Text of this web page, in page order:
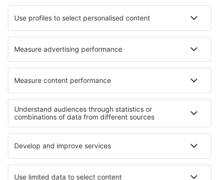
Hotely in Byron Hotely in Granges-Narboz
Hotely in La Plata Hotely in Douglas
Hotely in Góra Motyczna Hotely Knyagynya
Hotely in Glenmont Hotely in La Florida
Nejlepší hotely - regiony
Hotely in Goa Hotely v Goi Hotely in Faroe Islands
Hotely v Národní park Zion Hotely in Finger Lakes
Hotely v Huila Hotely na Rujáně